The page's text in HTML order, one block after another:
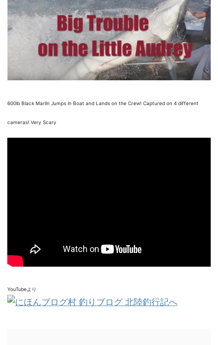
600lb Black Marlin Jumps in Boat and Lands on the Crew! Captured on 4 different
cameras! Very Scary
YouTubeより